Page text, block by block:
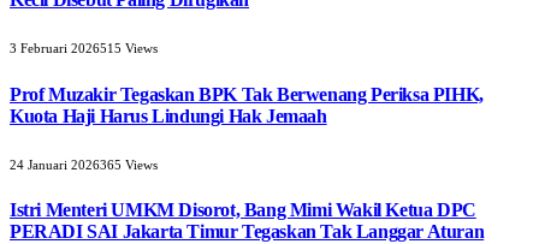
3 Februari 2026515 Views
Prof Muzakir Tegaskan BPK Tak Berwenang Periksa PIHK,
Kuota Haji Harus Lindungi Hak Jemaah
24 Januari 2026365 Views
Istri Menteri UMKM Disorot, Bang Mimi Wakil Ketua DPC
PERADI SAI Jakarta Timur Tegaskan Tak Langgar Aturan